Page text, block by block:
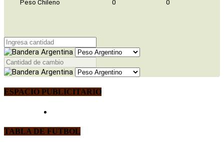
Peso Chileno 0 0
ESPACIO PUBLICITARIO
TABLA DE FUTBOL